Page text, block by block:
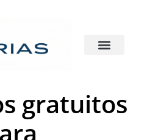
gratuitos